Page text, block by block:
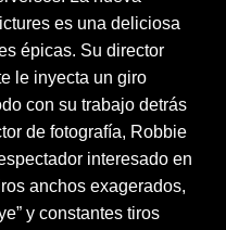
es una deliciosa
épicas. Su director
le inyecta un giro
con su trabajo detrás
de fotografía, Robbie
interesado en
anchos exagerados,
y constantes tiros